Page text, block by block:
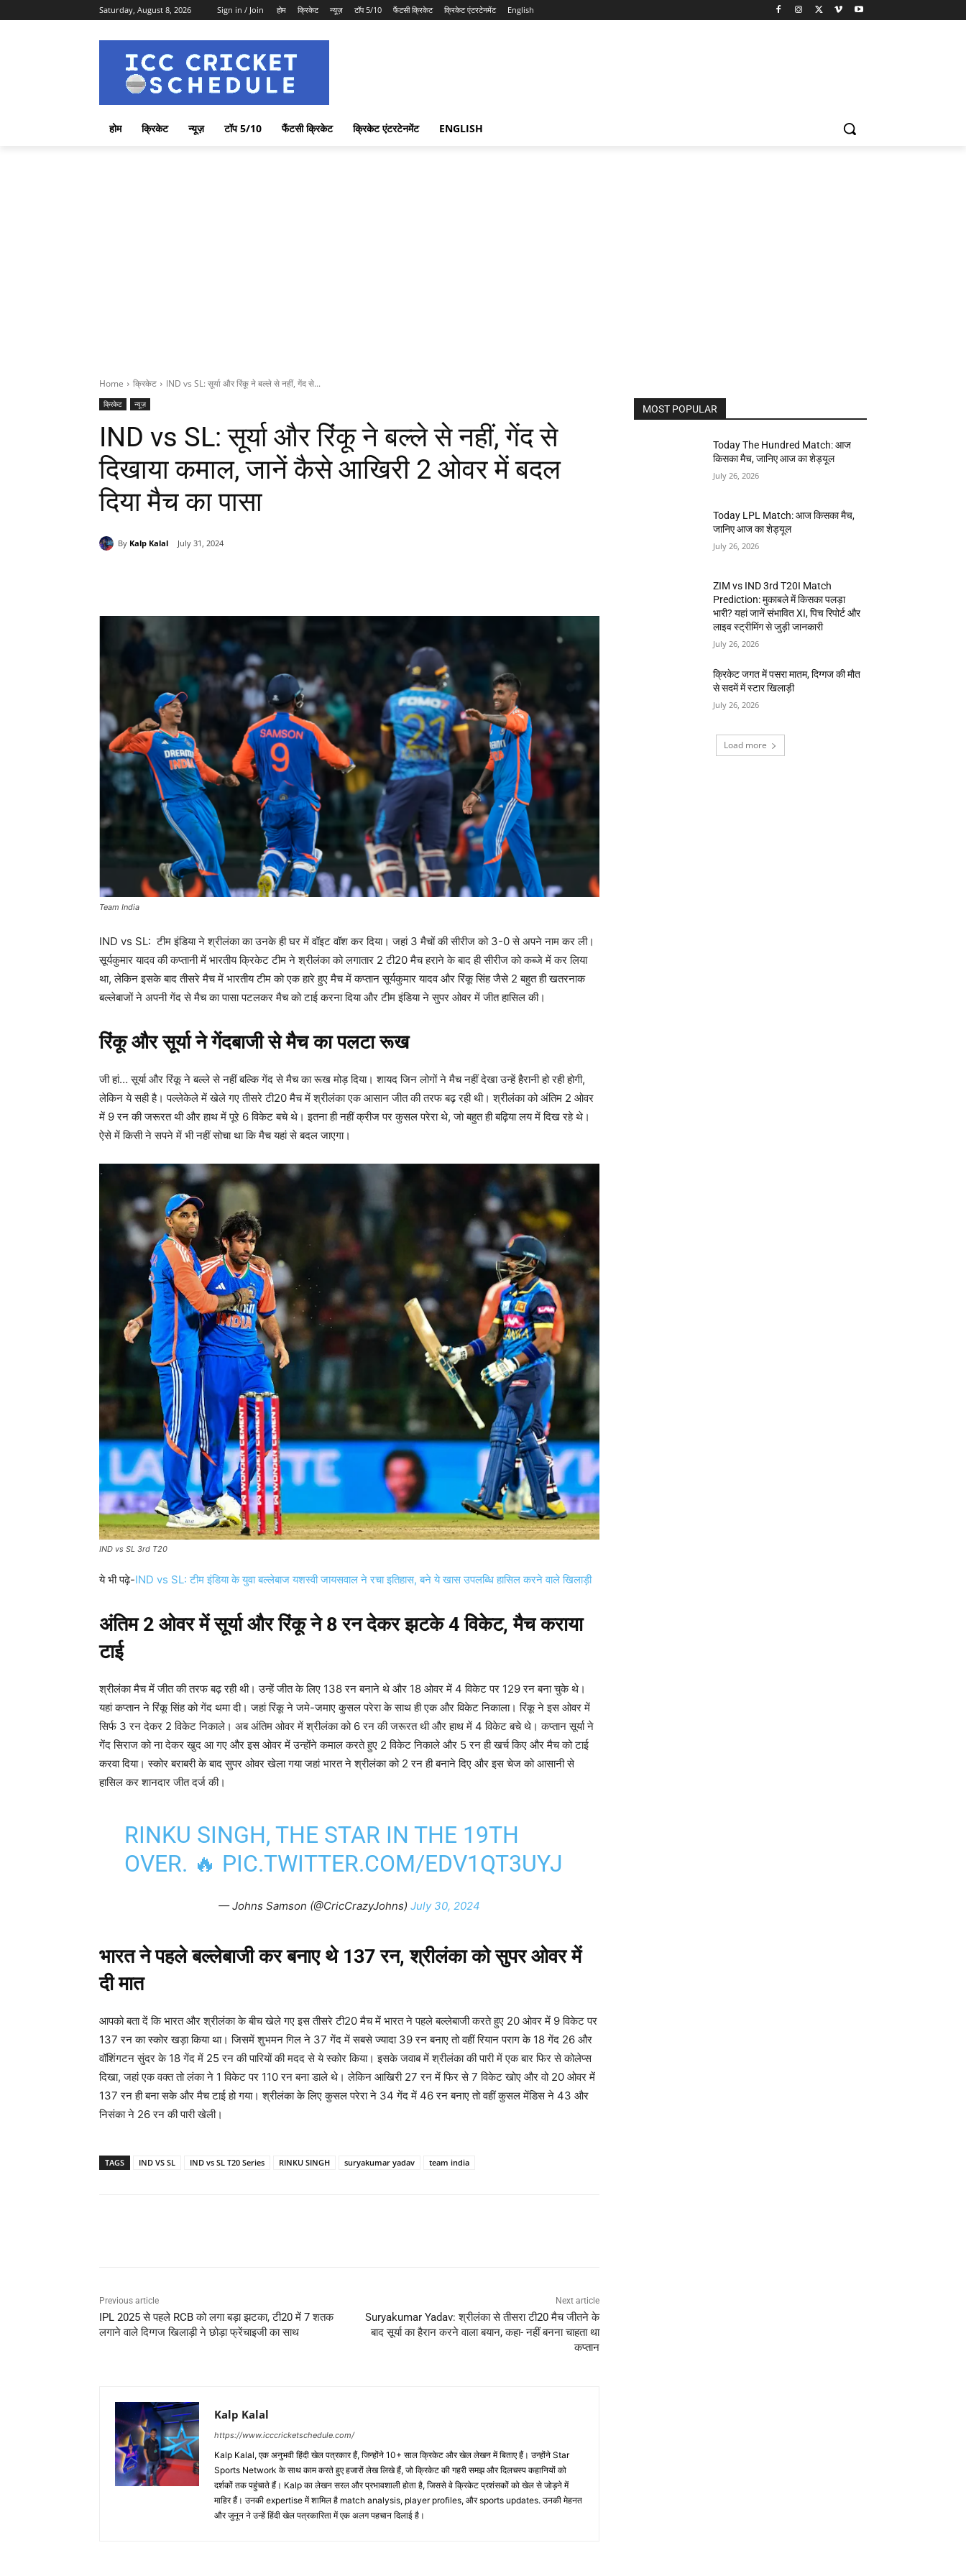
Saturday, August 8, 2026 Sign in / Join होम क्रिकेट न्यूज़ टॉप 5/10 फैंटसी क्रिकेट क्रिकेट एंटरटेनमेंट English
होम क्रिकेट न्यूज़ टॉप 5/10 फैंटसी क्रिकेट क्रिकेट एंटरटेनमेंट ENGLISH
Home क्रिकेट IND vs SL: सूर्या और रिंकू ने बल्ले से नहीं, गेंद से...
क्रिकेट न्यूज़
IND vs SL: सूर्या और रिंकू ने बल्ले से नहीं, गेंद से
दिखाया कमाल, जानें कैसे आखिरी 2 ओवर में बदल
दिया मैच का पासा
By Kalp Kalal July 31, 2024
Team India
IND vs SL: टीम इंडिया ने श्रीलंका का उनके ही घर में वॉइट वॉश कर दिया। जहां 3 मैचों की सीरीज को 3-0 से अपने नाम कर ली।
सूर्यकुमार यादव की कप्तानी में भारतीय क्रिकेट टीम ने श्रीलंका को लगातार 2 टी20 मैच हराने के बाद ही सीरीज को कब्जे में कर लिया
था, लेकिन इसके बाद तीसरे मैच में भारतीय टीम को एक हारे हुए मैच में कप्तान सूर्यकुमार यादव और रिंकू सिंह जैसे 2 बहुत ही खतरनाक
बल्लेबाजों ने अपनी गेंद से मैच का पासा पटलकर मैच को टाई करना दिया और टीम इंडिया ने सुपर ओवर में जीत हासिल की।
रिंकू और सूर्या ने गेंदबाजी से मैच का पलटा रूख
जी हां… सूर्या और रिंकू ने बल्ले से नहीं बल्कि गेंद से मैच का रूख मोड़ दिया। शायद जिन लोगों ने मैच नहीं देखा उन्हें हैरानी हो रही होगी,
लेकिन ये सही है। पल्लेकेले में खेले गए तीसरे टी20 मैच में श्रीलंका एक आसान जीत की तरफ बढ़ रही थी। श्रीलंका को अंतिम 2 ओवर
में 9 रन की जरूरत थी और हाथ में पूरे 6 विकेट बचे थे। इतना ही नहीं क्रीज पर कुसल परेरा थे, जो बहुत ही बढ़िया लय में दिख रहे थे।
ऐसे में किसी ने सपने में भी नहीं सोचा था कि मैच यहां से बदल जाएगा।
IND vs SL 3rd T20
ये भी पढ़े-IND vs SL: टीम इंडिया के युवा बल्लेबाज यशस्वी जायसवाल ने रचा इतिहास, बने ये खास उपलब्धि हासिल करने वाले खिलाड़ी
अंतिम 2 ओवर में सूर्या और रिंकू ने 8 रन देकर झटके 4 विकेट, मैच कराया
टाई
श्रीलंका मैच में जीत की तरफ बढ़ रही थी। उन्हें जीत के लिए 138 रन बनाने थे और 18 ओवर में 4 विकेट पर 129 रन बना चुके थे।
यहां कप्तान ने रिंकू सिंह को गेंद थमा दी। जहां रिंकू ने जमे-जमाए कुसल परेरा के साथ ही एक और विकेट निकाला। रिंकू ने इस ओवर में
सिर्फ 3 रन देकर 2 विकेट निकाले। अब अंतिम ओवर में श्रीलंका को 6 रन की जरूरत थी और हाथ में 4 विकेट बचे थे। कप्तान सूर्या ने
गेंद सिराज को ना देकर खुद आ गए और इस ओवर में उन्होंने कमाल करते हुए 2 विकेट निकाले और 5 रन ही खर्च किए और मैच को टाई
करवा दिया। स्कोर बराबरी के बाद सुपर ओवर खेला गया जहां भारत ने श्रीलंका को 2 रन ही बनाने दिए और इस चेज को आसानी से
हासिल कर शानदार जीत दर्ज की।
RINKU SINGH, THE STAR IN THE 19TH
OVER. 🔥 PIC.TWITTER.COM/EDV1QT3UYJ
— Johns Samson (@CricCrazyJohns) July 30, 2024
भारत ने पहले बल्लेबाजी कर बनाए थे 137 रन, श्रीलंका को सुपर ओवर में
दी मात
आपको बता दें कि भारत और श्रीलंका के बीच खेले गए इस तीसरे टी20 मैच में भारत ने पहले बल्लेबाजी करते हुए 20 ओवर में 9 विकेट पर
137 रन का स्कोर खड़ा किया था। जिसमें शुभमन गिल ने 37 गेंद में सबसे ज्यादा 39 रन बनाए तो वहीं रियान पराग के 18 गेंद 26 और
वॉशिंगटन सुंदर के 18 गेंद में 25 रन की पारियों की मदद से ये स्कोर किया। इसके जवाब में श्रीलंका की पारी में एक बार फिर से कोलेप्स
दिखा, जहां एक वक्त तो लंका ने 1 विकेट पर 110 रन बना डाले थे। लेकिन आखिरी 27 रन में फिर से 7 विकेट खोए और वो 20 ओवर में
137 रन ही बना सके और मैच टाई हो गया। श्रीलंका के लिए कुसल परेरा ने 34 गेंद में 46 रन बनाए तो वहीं कुसल मेंडिस ने 43 और
निसंका ने 26 रन की पारी खेली।
TAGS IND VS SL IND vs SL T20 Series RINKU SINGH suryakumar yadav team india
Previous article
IPL 2025 से पहले RCB को लगा बड़ा झटका, टी20 में 7 शतक
लगाने वाले दिग्गज खिलाड़ी ने छोड़ा फ्रेंचाइजी का साथ
Next article
Suryakumar Yadav: श्रीलंका से तीसरा टी20 मैच जीतने के
बाद सूर्या का हैरान करने वाला बयान, कहा- नहीं बनना चाहता था
कप्तान
Kalp Kalal
https://www.icccricketschedule.com/
Kalp Kalal, एक अनुभवी हिंदी खेल पत्रकार हैं, जिन्होंने 10+ साल क्रिकेट और खेल लेखन में बिताए हैं। उन्होंने Star
Sports Network के साथ काम करते हुए हजारों लेख लिखे हैं, जो क्रिकेट की गहरी समझ और दिलचस्प कहानियों को
दर्शकों तक पहुंचाते हैं। Kalp का लेखन सरल और प्रभावशाली होता है, जिससे वे क्रिकेट प्रशंसकों को खेल से जोड़ने में
माहिर हैं। उनकी expertise में शामिल है match analysis, player profiles, और sports updates. उनकी मेहनत
और जुनून ने उन्हें हिंदी खेल पत्रकारिता में एक अलग पहचान दिलाई है।
MOST POPULAR
Today The Hundred Match: आज
किसका मैच, जानिए आज का शेड्यूल
July 26, 2026
Today LPL Match: आज किसका मैच,
जानिए आज का शेड्यूल
July 26, 2026
ZIM vs IND 3rd T20I Match
Prediction: मुकाबले में किसका पलड़ा
भारी? यहां जानें संभावित XI, पिच रिपोर्ट और
लाइव स्ट्रीमिंग से जुड़ी जानकारी
July 26, 2026
क्रिकेट जगत में पसरा मातम, दिग्गज की मौत
से सदमें में स्टार खिलाड़ी
July 26, 2026
Load more